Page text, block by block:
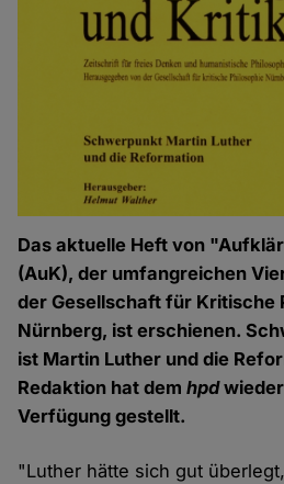
Das aktuelle Heft von
(AuK), der umfangreichen
der Gesellschaft für Kritische
Nürnberg, ist erschienen.
ist Martin Luther und die
Redaktion hat demhpd
Verfügung gestellt.
"Luther hätte sich gut